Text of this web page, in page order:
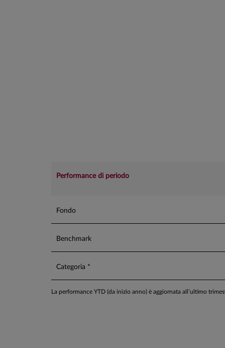
Performance di periodo
Fondo
Benchmark
Categoria *
La performance YTD (da inizio anno) è aggiornata all’ultimo